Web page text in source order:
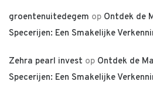
groentenuitedegem op Ontdek de
Specerijen: Een Smakelijke
Zehra pearl invest op Ontdek de
Specerijen: Een Smakelijke